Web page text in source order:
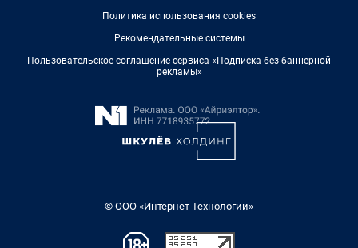
Политика использования cookies
Рекомендательные системы
Пользовательское соглашение сервиса «Подписка без баннерной
рекламы»
© ООО «Интернет Технологии»